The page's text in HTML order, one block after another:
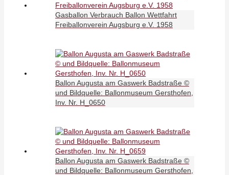
Gasballon Verbrauch Ballon Wettfahrt
Freiballonverein Augsburg e.V. 1958
Ballon Augusta am Gaswerk Badstraße ©
und Bildquelle: Ballonmuseum Gersthofen,
Inv. Nr. H_0650
Ballon Augusta am Gaswerk Badstraße ©
und Bildquelle: Ballonmuseum Gersthofen,